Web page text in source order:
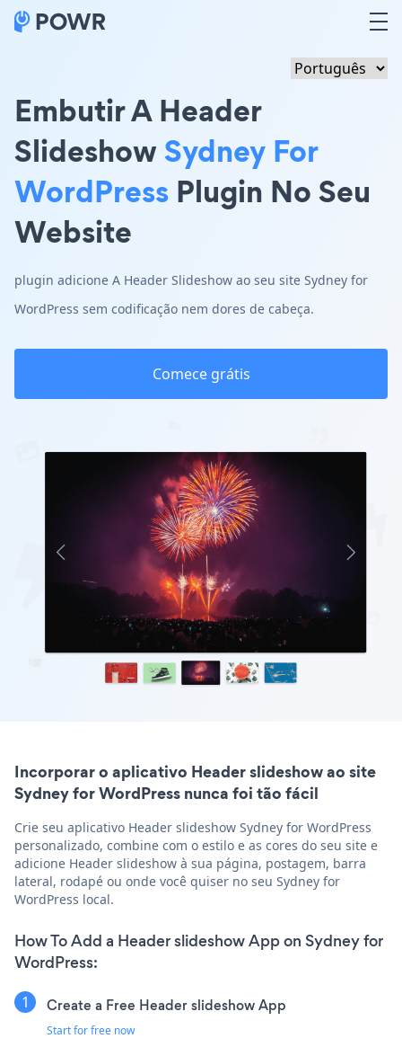
Embutir A Header
SlideshowSydney For
WordPress Plugin No Seu
Website
plugin adicione A Header Slideshow ao seu site Sydney for
WordPress sem codificação nem dores de cabeça.
Comece grátis
Incorporar o aplicativo Header slideshow ao site
Sydney for WordPress nunca foi tão fácil
Crie seu aplicativo Header slideshow Sydney for WordPress
personalizado, combine com o estilo e as cores do seu site e
adicione Header slideshow à sua página, postagem, barra
lateral, rodapé ou onde você quiser no seu Sydney for
WordPress local.
How To Add a Header slideshow App on Sydney for
WordPress:
Create a Free Header slideshow App
Start for free now